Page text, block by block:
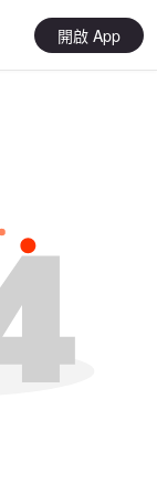
開啟 App